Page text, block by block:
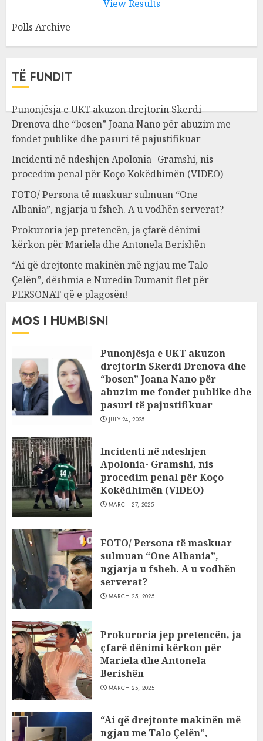
View Results
Polls Archive
TË FUNDIT
Punonjësja e UKT akuzon drejtorin Skerdi
Drenova dhe “bosen” Joana Nano për abuzim me
fondet publike dhe pasuri të pajustifikuar
Incidenti në ndeshjen Apolonia- Gramshi, nis
procedim penal për Koço Kokëdhimën (VIDEO)
FOTO/ Persona të maskuar sulmuan “One
Albania”, ngjarja u fsheh. A u vodhën serverat?
Prokuroria jep pretencën, ja çfarë dënimi
kërkon për Mariela dhe Antonela Berishën
“Ai që drejtonte makinën më ngjau me Talo
Çelën”, dëshmia e Nuredin Dumanit flet për
PERSONAT që e plagosën!
MOS I HUMBISNI
Punonjësja e UKT akuzon
drejtorin Skerdi Drenova dhe
“bosen” Joana Nano për
abuzim me fondet publike dhe
pasuri të pajustifikuar
JULY 24, 2025
Incidenti në ndeshjen
Apolonia- Gramshi, nis
procedim penal për Koço
Kokëdhimën (VIDEO)
MARCH 27, 2025
FOTO/ Persona të maskuar
sulmuan “One Albania”,
ngjarja u fsheh. A u vodhën
serverat?
MARCH 25, 2025
Prokuroria jep pretencën, ja
çfarë dënimi kërkon për
Mariela dhe Antonela
Berishën
MARCH 25, 2025
“Ai që drejtonte makinën më
ngjau me Talo Çelën”,